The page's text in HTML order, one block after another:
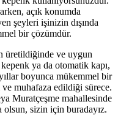
açık konumda
şeyleri işinizin dışında
bir çözümdür.
üretildiğinde ve uygun
ya da otomatik kapı,
boyunca mükemmel bir
ve muhafaza edildiği sürece.
Muratçeşme mahallesinde
olsun, sizin için buradayız.